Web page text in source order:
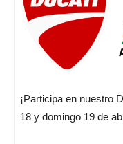
¡Participa en nuestro
18 y domingo 19 de